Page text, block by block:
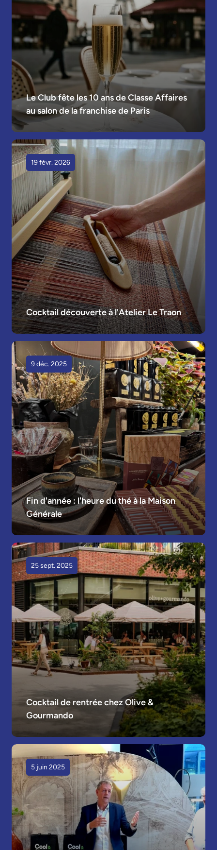
Le Club fête les 10 ans de Classe Affaires
au salon de la franchise de Paris
19 févr. 2026
Cocktail découverte à l'Atelier Le Traon
9 déc. 2025
Fin d'année : l'heure du thé à la Maison
Générale
25 sept. 2025
Cocktail de rentrée chez Olive &
Gourmando
5 juin 2025